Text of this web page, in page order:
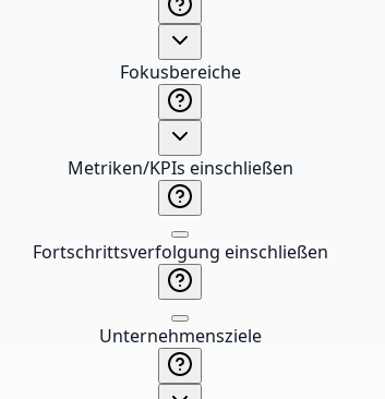
Fokusbereiche
Metriken/KPIs einschließen
Fortschrittsverfolgung einschließen
Unternehmensziele